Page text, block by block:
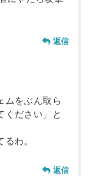
返信
ムをぶん取ら
ください」と
わ。
返信